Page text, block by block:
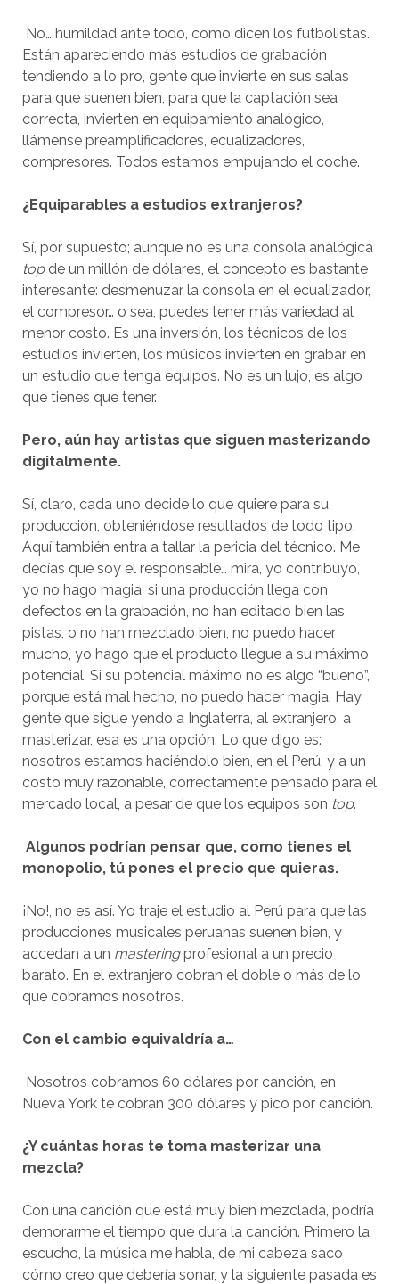
No… humildad ante todo, como dicen los futbolistas.
Están apareciendo más estudios de grabación
tendiendo a lo pro, gente que invierte en sus salas
para que suenen bien, para que la captación sea
correcta, invierten en equipamiento analógico,
llámense preamplificadores, ecualizadores,
compresores. Todos estamos empujando el coche.
¿Equiparables a estudios extranjeros?
Sí, por supuesto; aunque no es una consola analógica
topde un millón de dólares, el concepto es bastante
interesante: desmenuzar la consola en el ecualizador,
el compresor… o sea, puedes tener más variedad al
menor costo. Es una inversión, los técnicos de los
estudios invierten, los músicos invierten en grabar en
un estudio que tenga equipos. No es un lujo, es algo
que tienes que tener.
Pero, aún hay artistas que siguen masterizando
digitalmente.
Sí, claro, cada uno decide lo que quiere para su
producción, obteniéndose resultados de todo tipo.
Aquí también entra a tallar la pericia del técnico. Me
decías que soy el responsable… mira, yo contribuyo,
yo no hago magia, si una producción llega con
defectos en la grabación, no han editado bien las
pistas, o no han mezclado bien, no puedo hacer
mucho, yo hago que el producto llegue a su máximo
potencial. Si su potencial máximo no es algo “bueno”,
porque está mal hecho, no puedo hacer magia. Hay
gente que sigue yendo a Inglaterra, al extranjero, a
masterizar, esa es una opción. Lo que digo es:
nosotros estamos haciéndolo bien, en el Perú, y a un
costo muy razonable, correctamente pensado para el
mercado local, a pesar de que los equipos son top.
Algunos podrían pensar que, como tienes el
monopolio, tú pones el precio que quieras.
¡No!, no es así. Yo traje el estudio al Perú para que las
producciones musicales peruanas suenen bien, y
accedan a un masteringprofesional a un precio
barato. En el extranjero cobran el doble o más de lo
que cobramos nosotros.
Con el cambio equivaldría a…
Nosotros cobramos 60 dólares por canción, en
Nueva York te cobran 300 dólares y pico por canción.
¿Y cuántas horas te toma masterizar una
mezcla?
Con una canción que está muy bien mezclada, podría
demorarme el tiempo que dura la canción. Primero la
escucho, la música me habla, de mi cabeza saco
cómo creo que debería sonar, y la siguiente pasada es